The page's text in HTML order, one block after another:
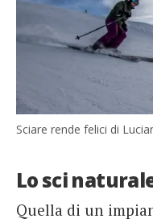
Sciare rende felici di
Lo sci
Quella di un